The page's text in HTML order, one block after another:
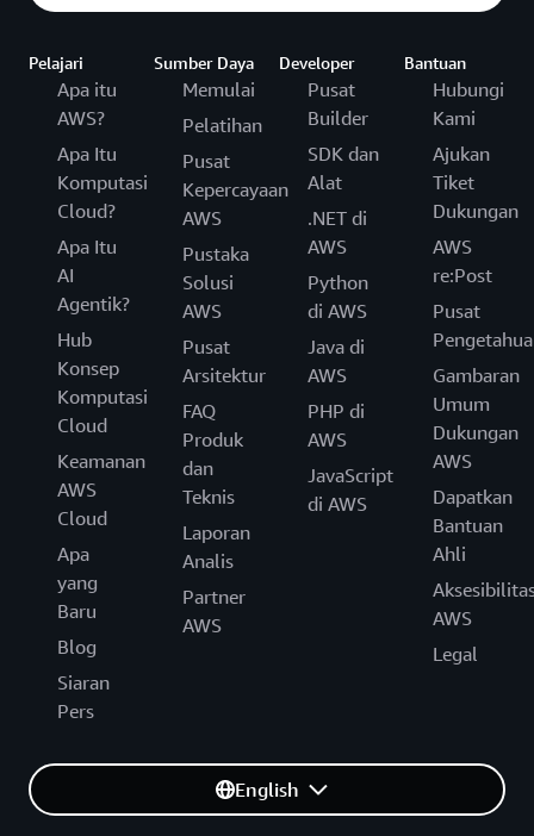
Pelajari
Apa itu
AWS?
Apa Itu
Komputasi
Cloud?
Apa Itu
AI
Agentik?
Hub
Konsep
Komputasi
Cloud
Keamanan
AWS
Cloud
Apa
yang
Baru
Blog
Siaran
Pers
Sumber Daya
Memulai
Pelatihan
Pusat
Kepercayaan
AWS
Pustaka
Solusi
AWS
Pusat
Arsitektur
FAQ
Produk
dan
Teknis
Laporan
Analis
Partner
AWS
Developer
Pusat
Builder
SDK dan
Alat
.NET di
AWS
Python
di AWS
Java di
AWS
PHP di
AWS
JavaScript
di AWS
Bantuan
Hubungi
Kami
Ajukan
Tiket
Dukungan
AWS
re:Post
Pusat
Gambaran
Umum
Dukungan
AWS
Dapatkan
Bantuan
Ahli
AWS
Legal
English